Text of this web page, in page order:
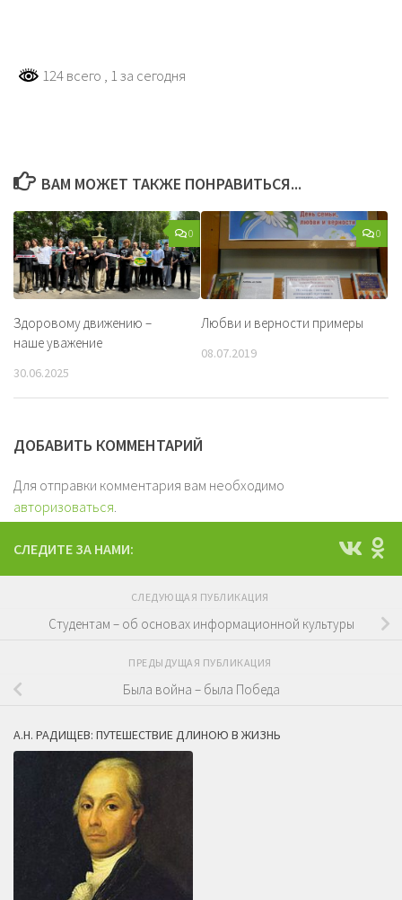
124 всего , 1 за сегодня
ВАМ МОЖЕТ ТАКЖЕ ПОНРАВИТЬСЯ...
0
Здоровому движению –
наше уважение
30.06.2025
0
Любви и верности примеры
08.07.2019
ДОБАВИТЬ КОММЕНТАРИЙ
Для отправки комментария вам необходимо
авторизоваться
СЛЕДИТЕ ЗА НАМИ:
СЛЕДУЮЩАЯ ПУБЛИКАЦИЯ
Студентам – об основах информационной культуры
ПРЕДЫДУЩАЯ ПУБЛИКАЦИЯ
Была война – была Победа
А.Н. РАДИЩЕВ: ПУТЕШЕСТВИЕ ДЛИНОЮ В ЖИЗНЬ